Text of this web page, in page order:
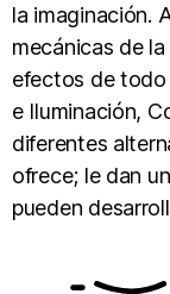
la imaginación.
mecánicas de
efectos de
e Iluminación,
diferentes
ofrece; le dan
pueden